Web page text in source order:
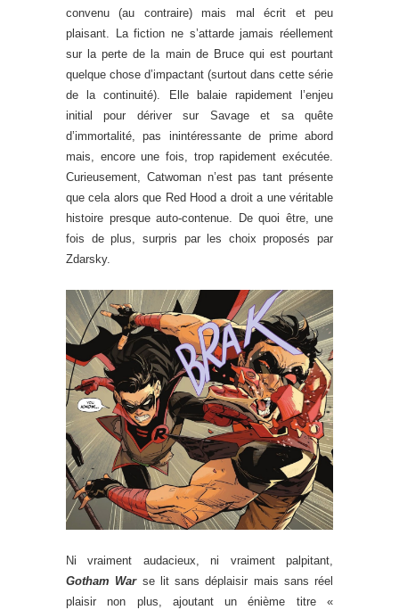
convenu (au contraire) mais mal écrit et peu
plaisant. La fiction ne s’attarde jamais réellement
sur la perte de la main de Bruce qui est pourtant
quelque chose d’impactant (surtout dans cette série
de la continuité). Elle balaie rapidement l’enjeu
initial pour dériver sur Savage et sa quête
d’immortalité, pas inintéressante de prime abord
mais, encore une fois, trop rapidement exécutée.
Curieusement, Catwoman n’est pas tant présente
que cela alors que Red Hood a droit a une véritable
histoire presque auto-contenue. De quoi être, une
fois de plus, surpris par les choix proposés par
Zdarsky.
Ni vraiment audacieux, ni vraiment palpitant,
Gotham War se lit sans déplaisir mais sans réel
plaisir non plus, ajoutant un énième titre «